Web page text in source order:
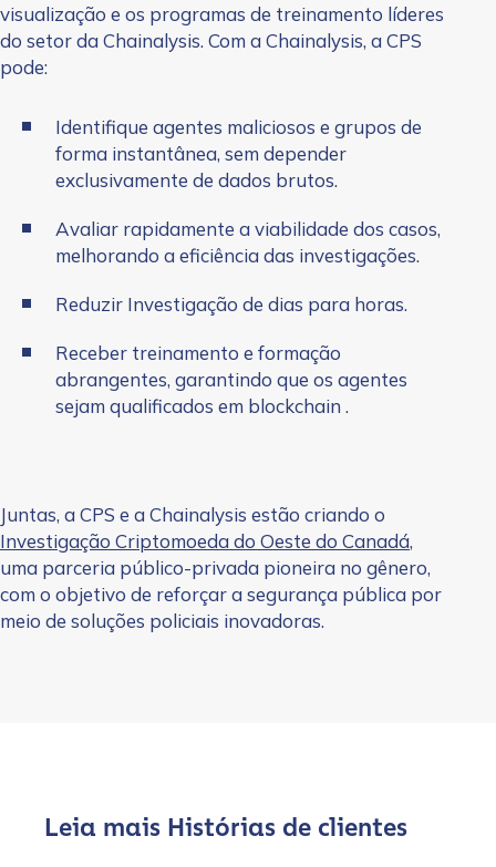
visualização e os programas de treinamento líderes
do setor da Chainalysis. Com a Chainalysis, a CPS
pode:
Identifique agentes maliciosos e grupos de
forma instantânea, sem depender
exclusivamente de dados brutos.
Avaliar rapidamente a viabilidade dos casos,
melhorando a eficiência das investigações.
Reduzir Investigação de dias para horas.
Receber treinamento e formação
abrangentes, garantindo que os agentes
sejam qualificados em blockchain .
Juntas, a CPS e a Chainalysis estão criando o
Investigação Criptomoeda do Oeste do Canadá,
uma parceria público-privada pioneira no gênero,
com o objetivo de reforçar a segurança pública por
meio de soluções policiais inovadoras.
Leia mais Histórias de clientes